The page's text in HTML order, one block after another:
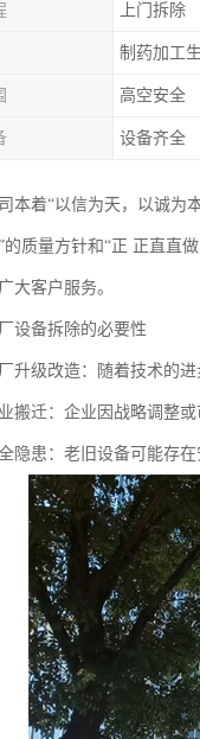
上门拆除
制药加工
高空安全
设备齐全
本着“以信为天，以诚为
”的质量方针和“正 正直直
大客户服务。
设备拆除的必要性
升级改造：随着技术的
搬迁：企业因战略调整
隐患：老旧设备可能存